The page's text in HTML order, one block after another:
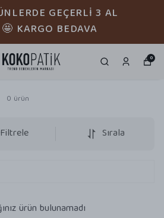
GEÇERLİ 3 AL
KARGO BEDAVA
0
0 ürün
Filtrele Sırala
ürün bulunamadı